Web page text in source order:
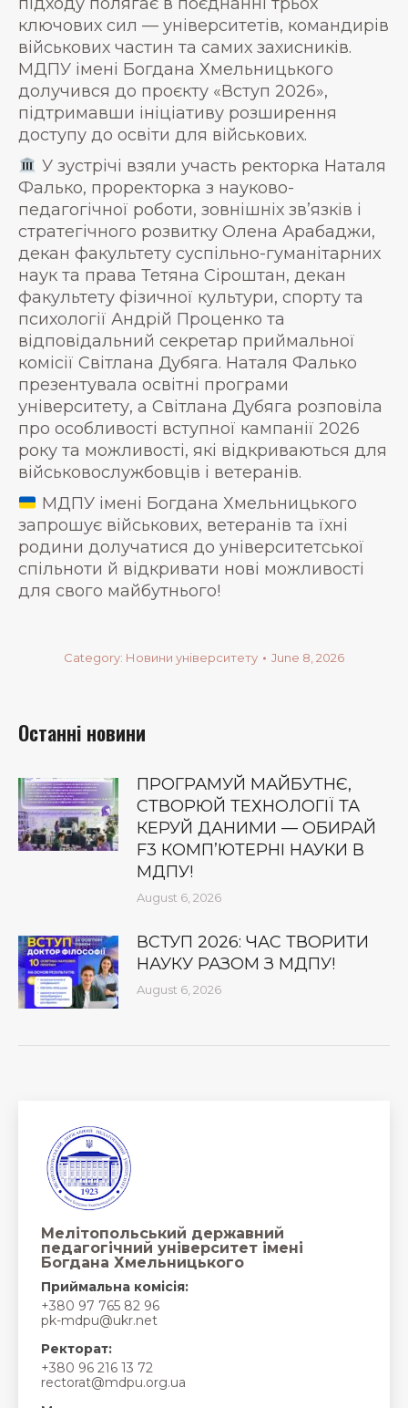
ключових сил — університетів, командирів
військових частин та самих захисників.
МДПУ імені Богдана Хмельницького
долучився до проєкту «Вступ 2026»,
підтримавши ініціативу розширення
доступу до освіти для військових.
У зустрічі взяли участь ректорка Наталя
Фалько, проректорка з науково-
педагогічної роботи, зовнішніх зв’язків і
стратегічного розвитку Олена Арабаджи,
декан факультету суспільно-гуманітарних
наук та права Тетяна Сіроштан, декан
факультету фізичної культури, спорту та
психології Андрій Проценко та
відповідальний секретар приймальної
комісії Світлана Дубяга. Наталя Фалько
презентувала освітні програми
університету, а Світлана Дубяга розповіла
про особливості вступної кампанії 2026
року та можливості, які відкриваються для
військовослужбовців і ветеранів.
МДПУ імені Богдана Хмельницького
запрошує військових, ветеранів та їхні
родини долучатися до університетської
спільноти й відкривати нові можливості
для свого майбутнього!
Category: Новини університету June 8, 2026
Останні новини
ПРОГРАМУЙ МАЙБУТНЄ,
СТВОРЮЙ ТЕХНОЛОГІЇ ТА
КЕРУЙ ДАНИМИ — ОБИРАЙ
F3 КОМП’ЮТЕРНІ НАУКИ В
МДПУ!
August 6, 2026
ВСТУП 2026: ЧАС ТВОРИТИ
НАУКУ РАЗОМ З МДПУ!
August 6, 2026
Мелітопольський державний
педагогічний університет імені
Богдана Хмельницького
Приймальна комісія:
+380 97 765 82 96
pk-mdpu@ukr.net
Ректорат:
+380 96 216 13 72
rectorat@mdpu.org.ua